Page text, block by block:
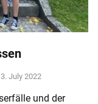
July 2022
und der